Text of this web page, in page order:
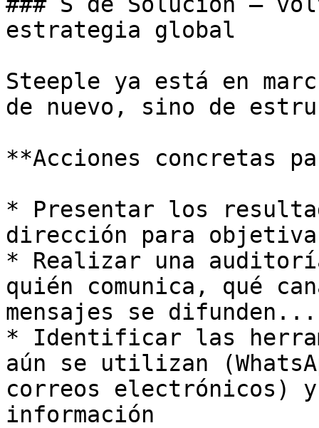
estrategia global
Steeple ya está en
de nuevo, sino de
**Acciones concretas
* Presentar los
dirección para
* Realizar una
quién comunica, qué
mensajes se
* Identificar las
aún se utilizan
correos electrónicos)
información